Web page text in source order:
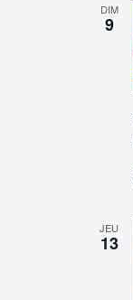
DIM
9
JEU
13